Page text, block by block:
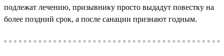
подлежат лечению, призывнику просто выдадут повестку на
более поздний срок, а после санации признают годным.